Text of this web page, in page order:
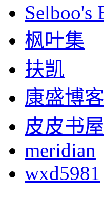
Selboo's
枫叶集
扶凯
康盛博客
皮皮书屋
meridian
wxd5981